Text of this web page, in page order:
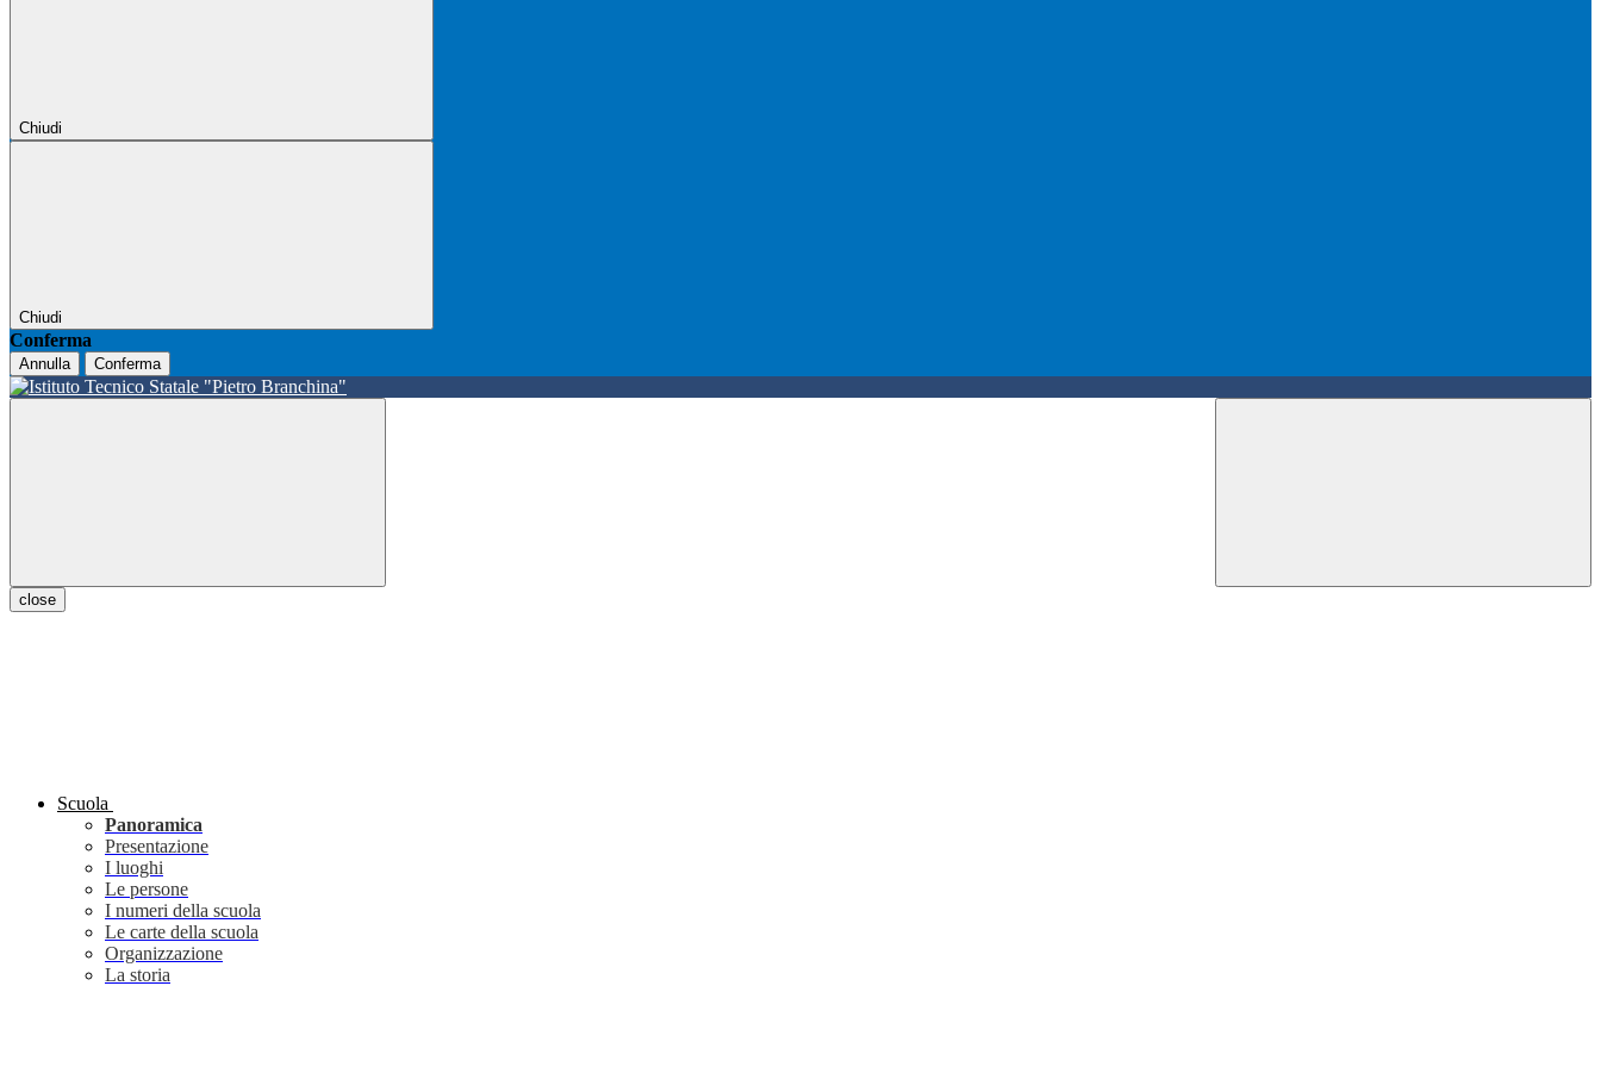
Chiudi
Chiudi
Conferma
Annulla Conferma
close
Scuola
Panoramica
Presentazione
I luoghi
Le persone
I numeri della scuola
Le carte della scuola
Organizzazione
La storia